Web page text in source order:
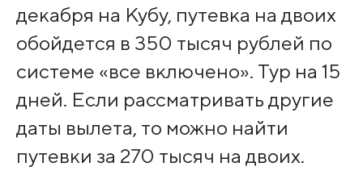
декабря на Кубу, путевка на двоих
обойдется в 350 тысяч рублей по
системе «все включено». Тур на 15
дней. Если рассматривать другие
даты вылета, то можно найти
путевки за 270 тысяч на двоих.